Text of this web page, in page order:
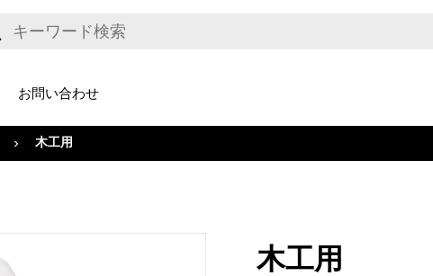
お問い合わせ
木工用
木工用